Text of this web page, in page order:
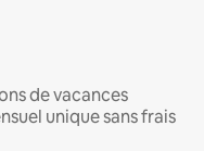
de vacances
unique sans frais